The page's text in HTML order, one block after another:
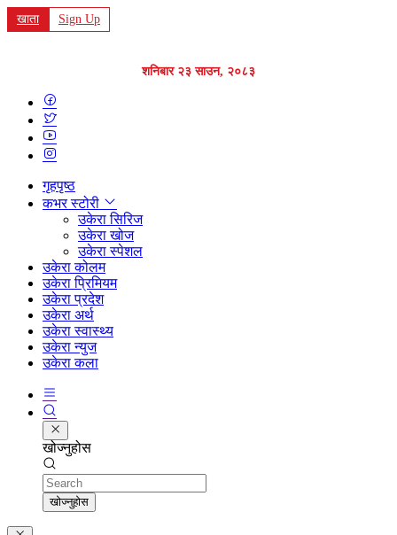
खाता Sign Up
शनिबार २३ साउन, २०८३
गृहपृष्ठ
कभर स्टोरी
उकेरा सिरिज
उकेरा खोज
उकेरा स्पेशल
उकेरा कोलम
उकेरा प्रिमियम
उकेरा प्रदेश
उकेरा अर्थ
उकेरा स्वास्थ्य
उकेरा न्युज
उकेरा कला
खोज्नुहोस
Search
खोज्नुहोस